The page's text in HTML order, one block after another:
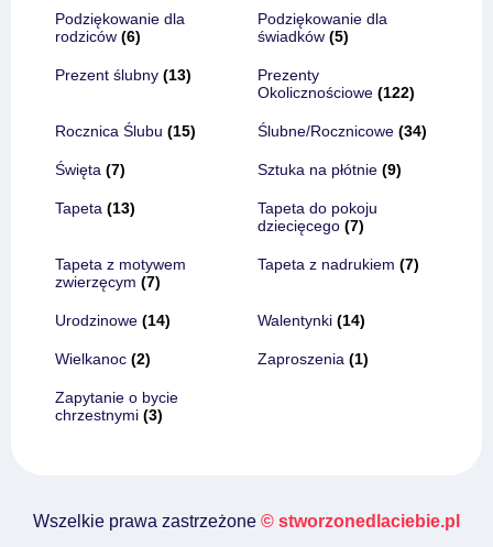
Podziękowanie dla
rodziców (6)
Podziękowanie dla
świadków (5)
Prezent ślubny (13)
Prezenty
Okolicznościowe (122)
Rocznica Ślubu (15) Ślubne/Rocznicowe (34)
Święta (7) Sztuka na płótnie (9)
Tapeta (13)
Tapeta do pokoju
dziecięcego (7)
Tapeta z motywem
zwierzęcym (7)
Tapeta z nadrukiem (7)
Urodzinowe (14) Walentynki (14)
Wielkanoc (2) Zaproszenia (1)
Zapytanie o bycie
chrzestnymi (3)
Wszelkie prawa zastrzeżone © stworzonedlaciebie.pl